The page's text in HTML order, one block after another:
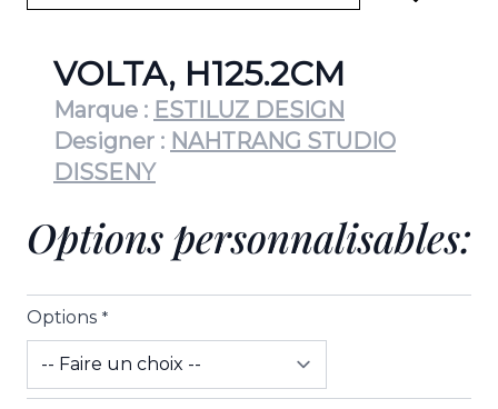
View
VOLTA, H125.2CM
Marque : ESTILUZ DESIGN
Designer : NAHTRANG STUDIO
DISSENY
Options personnalisables:
Options *